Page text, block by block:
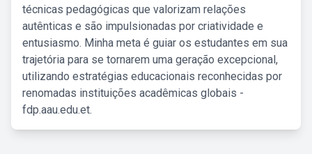
técnicas pedagógicas que valorizam relações
autênticas e são impulsionadas por criatividade e
entusiasmo. Minha meta é guiar os estudantes em sua
trajetória para se tornarem uma geração excepcional,
utilizando estratégias educacionais reconhecidas por
renomadas instituições acadêmicas globais -
fdp.aau.edu.et.